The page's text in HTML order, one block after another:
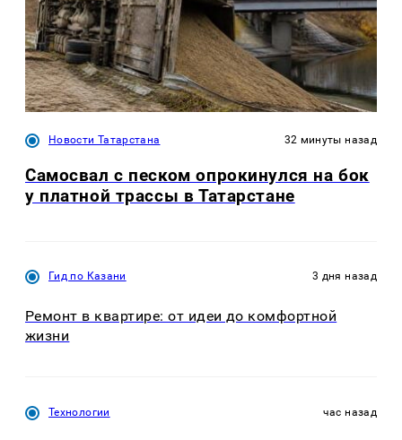
Новости Татарстана 32 минуты назад
Самосвал с песком опрокинулся на бок
у платной трассы в Татарстане
Гид по Казани 3 дня назад
Ремонт в квартире: от идеи до комфортной
жизни
Технологии час назад